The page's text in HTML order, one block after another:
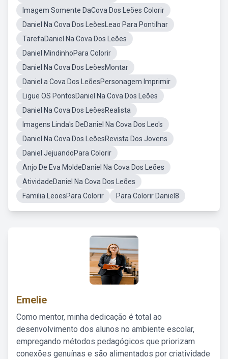
Imagem Somente DaCova Dos Leões Colorir
Daniel Na Cova Dos LeõesLeao Para Pontilhar
TarefaDaniel Na Cova Dos Leões
Daniel MindinhoPara Colorir
Daniel Na Cova Dos LeõesMontar
Daniel a Cova Dos LeõesPersonagem Imprimir
Ligue OS PontosDaniel Na Cova Dos Leões
Daniel Na Cova Dos LeõesRealista
Imagens Linda's DeDaniel Na Cova Dos Leo's
Daniel Na Cova Dos LeõesRevista Dos Jovens
Daniel JejuandoPara Colorir
Anjo De Eva MoldeDaniel Na Cova Dos Leões
AtividadeDaniel Na Cova Dos Leões
Familia LeoesPara Colorir
Para Colorir Daniel8
Emelie
Como mentor, minha dedicação é total ao
desenvolvimento dos alunos no ambiente escolar,
empregando métodos pedagógicos que priorizam
conexões genuínas e são alimentados por criatividade